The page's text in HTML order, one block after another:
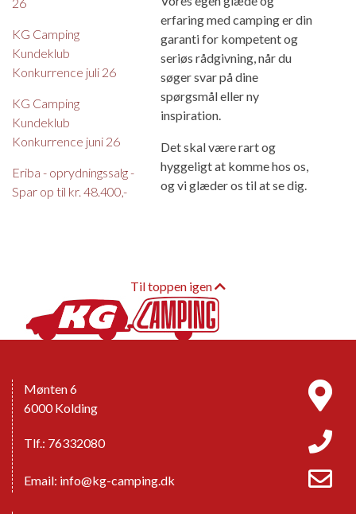
KG Camping
Kundeklub
Konkurrence juli 26
KG Camping
Kundeklub
Konkurrence juni 26
Eriba - oprydningssalg -
Spar op til kr. 48.400,-
erfaring med camping er din
garanti for kompetent og
seriøs rådgivning, når du
søger svar på dine
spørgsmål eller ny
inspiration.
Det skal være rart og
hyggeligt at komme hos os,
og vi glæder os til at se dig.
Til toppen igen
Mønten 6
6000 Kolding
Tlf.: 76332080
Email: info@kg-camping.dk